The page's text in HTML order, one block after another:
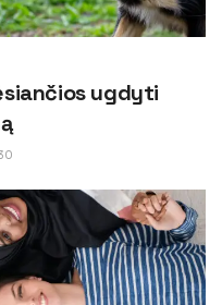
ugdyti